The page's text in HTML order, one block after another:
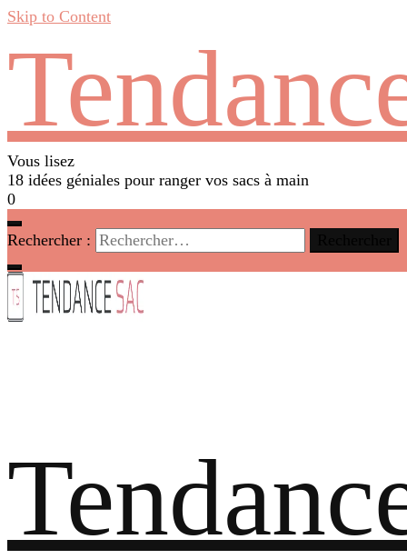
Skip to Content
Vous lisez
18 idées géniales pour ranger vos sacs à main
0
Rechercher :